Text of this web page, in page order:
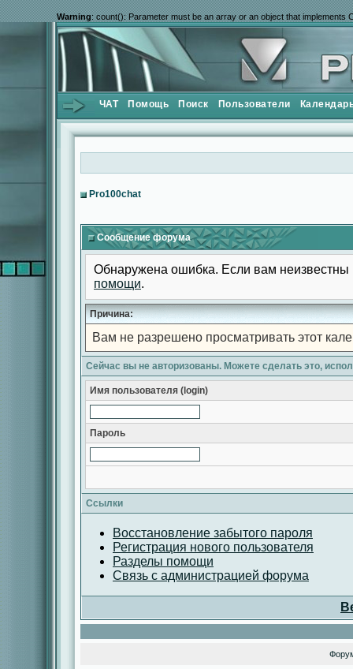
Warning: count(): Parameter must be an array or an object that implements
ЧАТ Помощь Поиск Пользователи
Pro100chat
Сообщение форума
Обнаружена ошибка. Если вам
помощи.
Причина:
Вам не разрешено просматривать этот
Сейчас вы не авторизованы. Можете сделать это,
Имя пользователя (login)
Пароль
Ссылки
Восстановление забытого пароля
Регистрация нового пользователя
Разделы помощи
Связь с администрацией форума